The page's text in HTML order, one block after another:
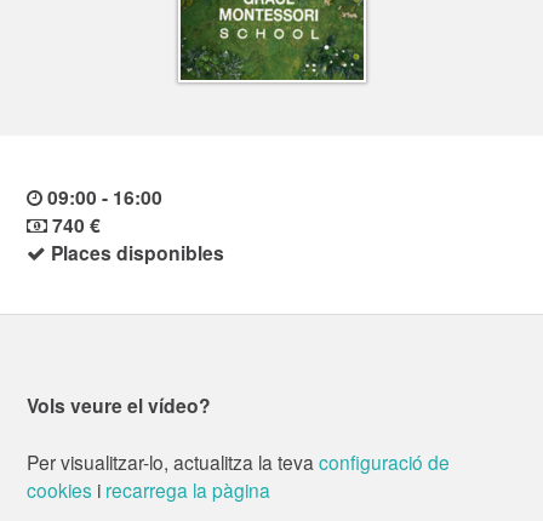
09:00 - 16:00
740 €
Places disponibles
Vols veure el vídeo?
Per visualitzar-lo, actualitza la tevaconfiguració de
cookies i recarrega la pàgina